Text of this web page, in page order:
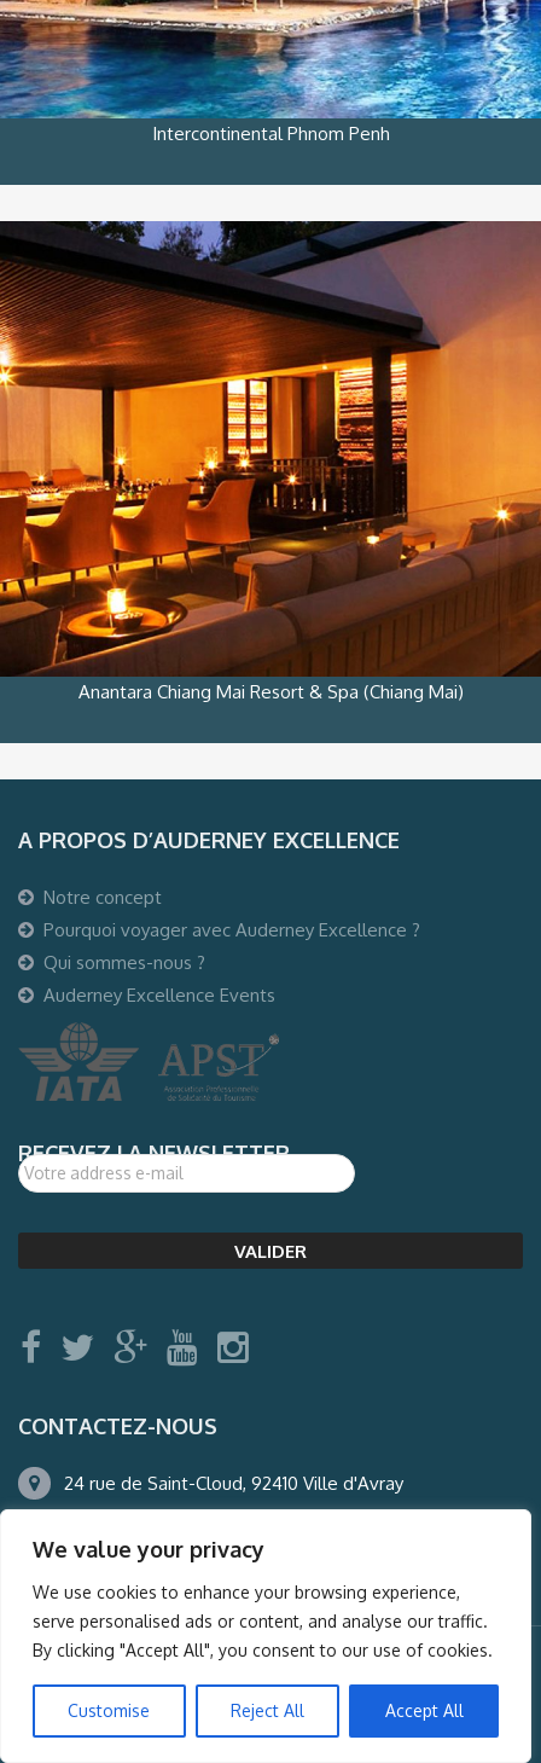
We value your privacy
We use cookies to enhance your browsing experience,
serve personalised ads or content, and analyse our traffic.
By clicking "Accept All", you consent to our use of cookies.
Customise Reject All Accept All
Intercontinental Phnom Penh
Anantara Chiang Mai Resort & Spa (Chiang Mai)
A PROPOS D’AUDERNEY EXCELLENCE
Notre concept
Pourquoi voyager avec Auderney Excellence ?
Qui sommes-nous ?
Auderney Excellence Events
RECEVEZ LA NEWSLETTER
CONTACTEZ-NOUS
24 rue de Saint-Cloud, 92410 Ville d'Avray
Mentions légales Plan du site